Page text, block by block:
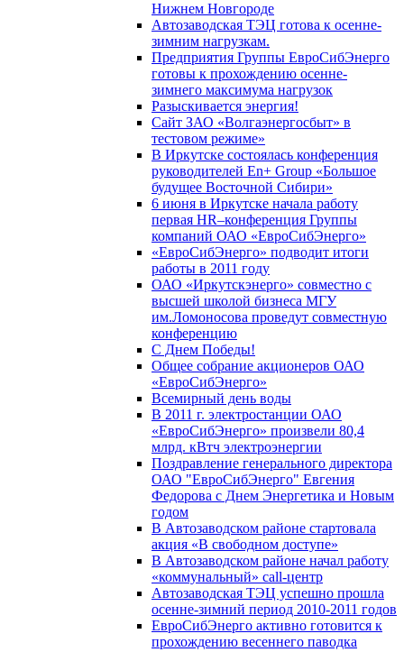
Нижнем Новгороде
Автозаводская ТЭЦ готова к осенне-
зимним нагрузкам.
Предприятия Группы ЕвроСибЭнерго
готовы к прохождению осенне-
зимнего максимума нагрузок
Разыскивается энергия!
Сайт ЗАО «Волгаэнергосбыт» в
тестовом режиме»
В Иркутске состоялась конференция
руководителей En+ Group «Большое
будущее Восточной Сибири»
6 июня в Иркутске начала работу
первая HR–конференция Группы
компаний ОАО «ЕвроСибЭнерго»
«ЕвроСибЭнерго» подводит итоги
работы в 2011 году
ОАО «Иркутскэнерго» совместно с
высшей школой бизнеса МГУ
им.Ломоносова проведут совместную
конференцию
С Днем Победы!
Общее собрание акционеров ОАО
«ЕвроСибЭнерго»
Всемирный день воды
В 2011 г. электростанции ОАО
«ЕвроСибЭнерго» произвели 80,4
млрд. кВтч электроэнергии
Поздравление генерального директора
ОАО "ЕвроСибЭнерго" Евгения
Федорова с Днем Энергетика и Новым
годом
В Автозаводском районе стартовала
акция «В свободном доступе»
В Автозаводском районе начал работу
«коммунальный» call-центр
Автозаводская ТЭЦ успешно прошла
осенне-зимний период 2010-2011 годов
ЕвроСибЭнерго активно готовится к
прохождению весеннего паводка